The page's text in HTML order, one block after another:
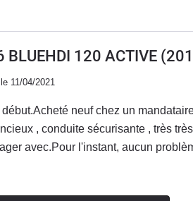
directeur de la concession de
ou de me recevoir. j'ai eu de
. suite à tous les problèmes je ne
surtout pas une Peugeot à Nîmes
de réparé vôtre véhicule .Je ne vous
120 ACTIVE
le 11/04/2021
neuf chez un
, conduite sécurisante , très
avec.Pour l'instant, aucun